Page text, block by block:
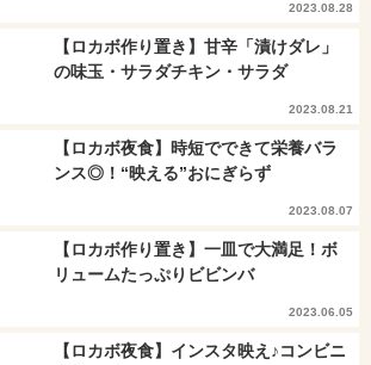
2023.08.28
【ロカボ作り置き】甘辛「漬けダレ」
の味玉・サラダチキン・サラダ
2023.08.21
【ロカボ夜食】時短でできて栄養バラ
ンス◎！“映える”おにぎらず
2023.08.07
【ロカボ作り置き】一皿で大満足！ボ
リュームたっぷりビビンバ
2023.06.05
【ロカボ夜食】インスタ映え♪コンビニ